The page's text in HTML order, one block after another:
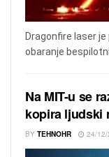
Dragonfire laser
obaranje
Na MIT-u se
kopira ljudski
BY TEHNOHR 24/12/